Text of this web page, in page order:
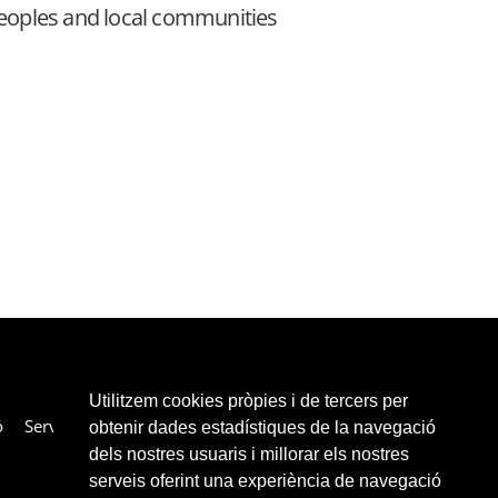
Utilitzem cookies pròpies i de tercers per
obtenir dades estadístiques de la navegació
dels nostres usuaris i millorar els nostres
serveis oferint una experiència de navegació
and local communities
Serveis Col·laboradors Enllaços Contacte